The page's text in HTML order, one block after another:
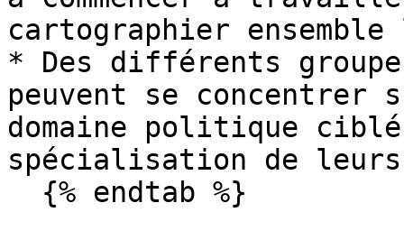
cartographier
* Des différents
peuvent se concentrer
domaine politique
spécialisation de leurs